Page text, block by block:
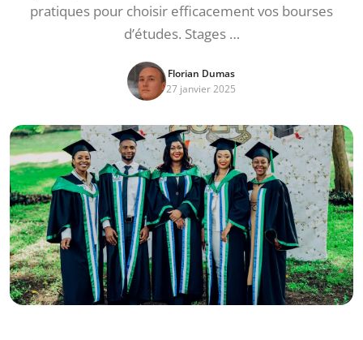
pratiques pour choisir efficacement vos bourses
d’études. Stages …
Florian Dumas
27 janvier 2025